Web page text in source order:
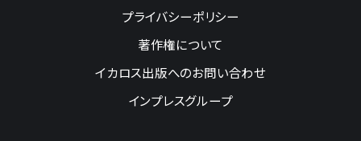
プライバシーポリシー
著作権について
イカロス出版へのお問い合わせ
インプレスグループ